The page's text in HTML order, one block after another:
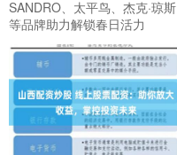
SANDRO、太平鸟、杰克·琼斯
等品牌助力解锁春日活力